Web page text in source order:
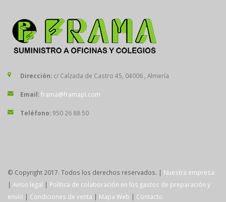
Dirección: c/ Calzada de Castro 45, 04006 , Almería
Email:frama@framapl.com
Teléfono: 950 26 88 50
© Copyright 2017. Todos los derechos reservados. | Nuestra empresa
| Aviso legal | Política de colaboración en los gastos de preparación y
envío | Condiciones de venta | Mapa Web | Contacto